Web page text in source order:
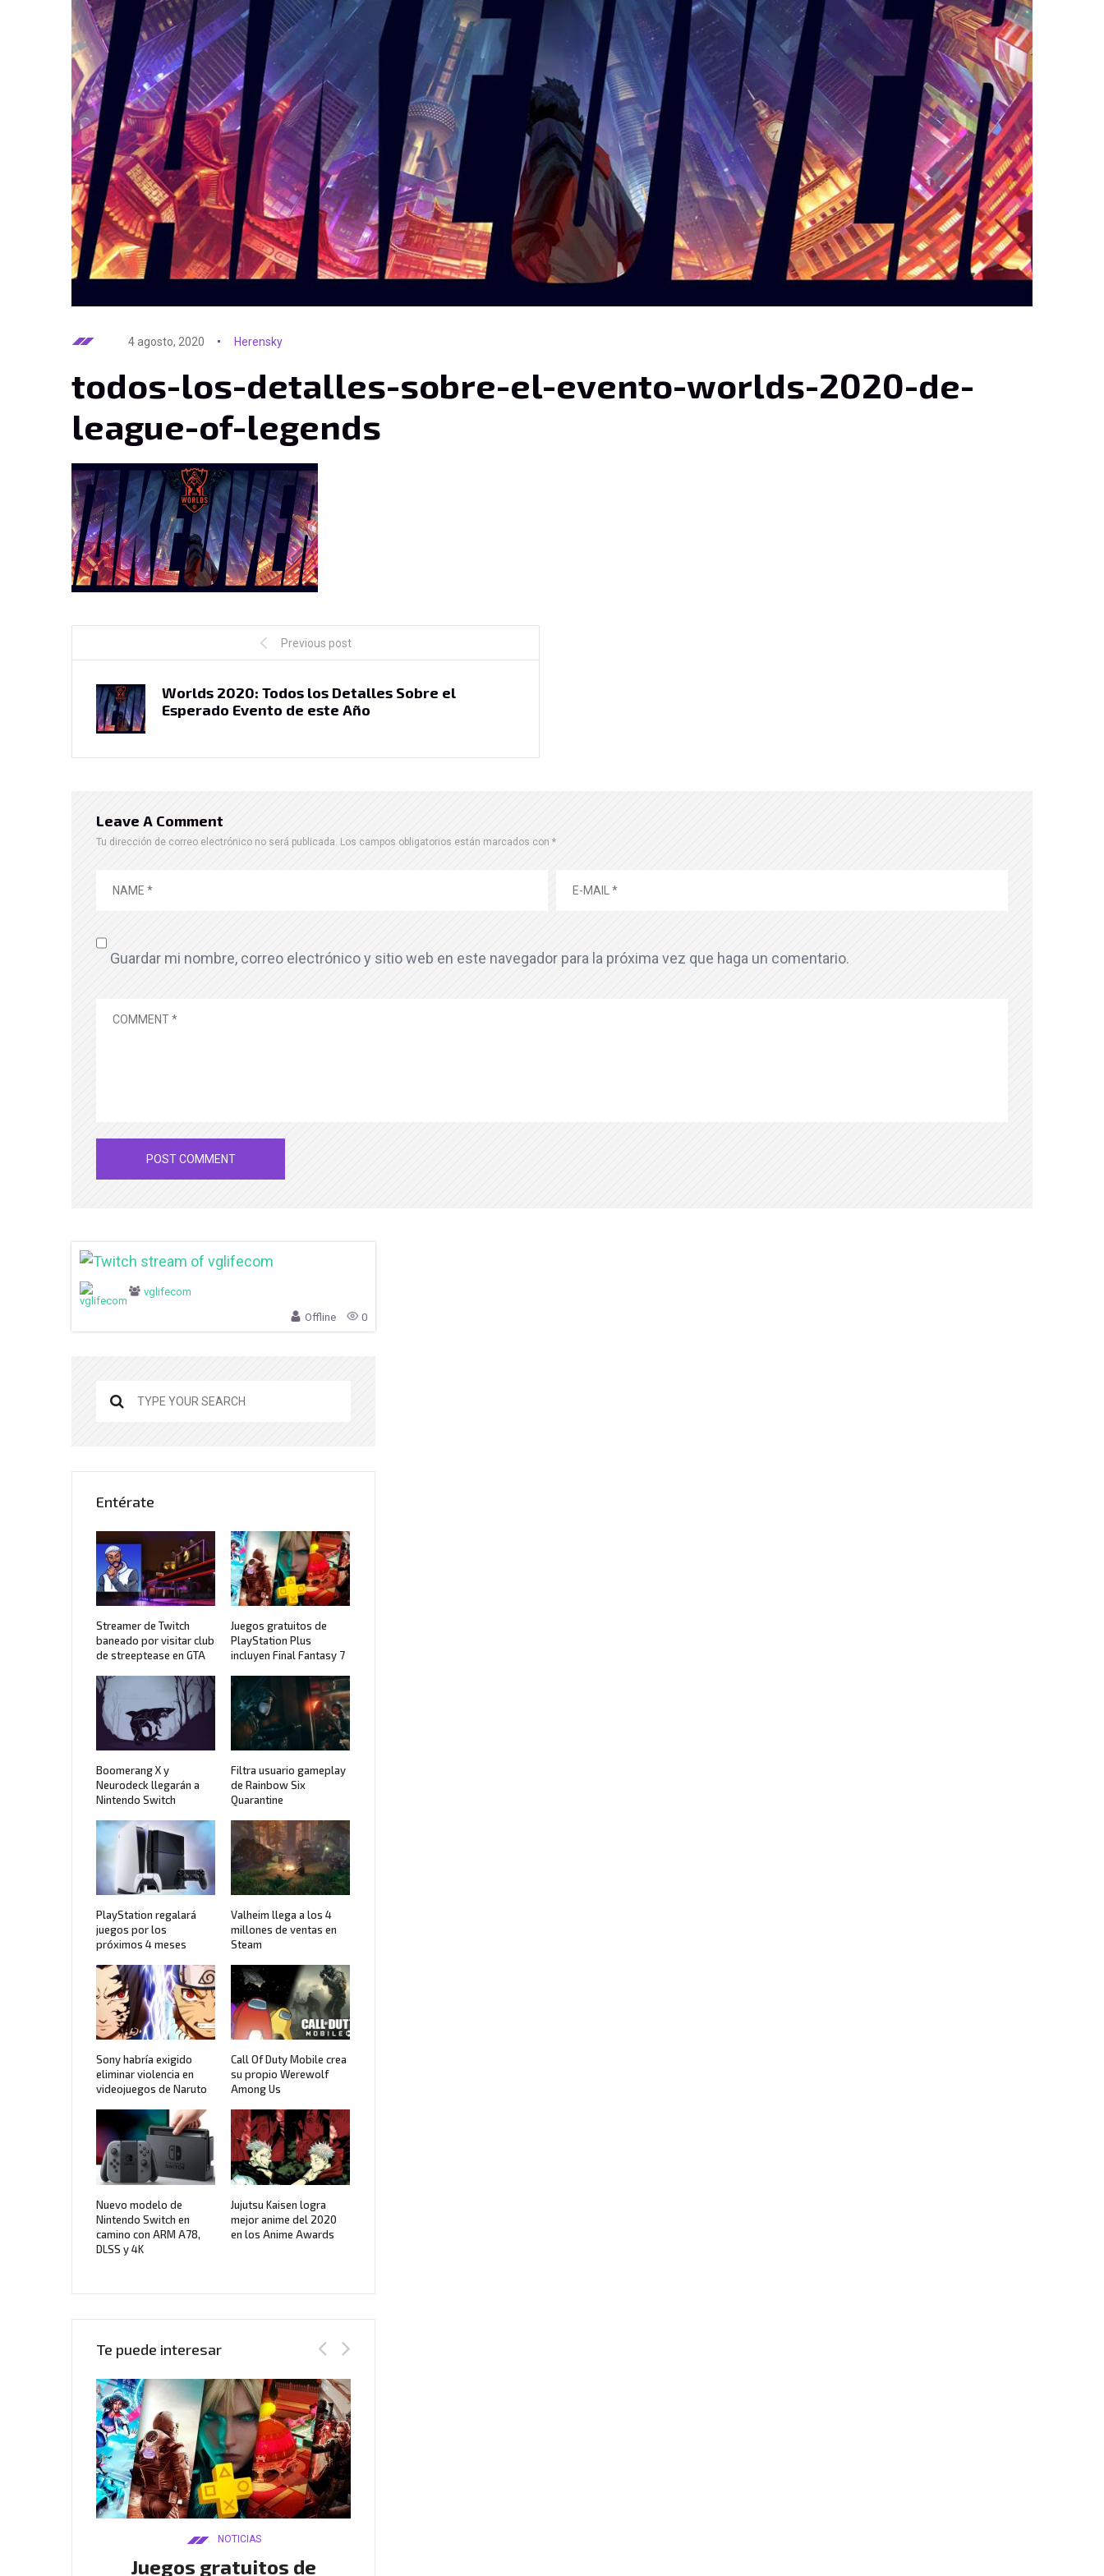
4 agosto, 2020 Herensky
todos-los-detalles-sobre-el-evento-worlds-2020-de-
league-of-legends
Previous post
Worlds 2020: Todos los Detalles Sobre el
Esperado Evento de este Año
Leave A Comment
Tu dirección de correo electrónico no será publicada. Los campos obligatorios están marcados con *
Guardar mi nombre, correo electrónico y sitio web en este navegador para la próxima vez que haga un comentario.
vglifecom
Offline 0
Entérate
Streamer de Twitch
baneado por visitar club
de streeptease en GTA
Juegos gratuitos de
PlayStation Plus
incluyen Final Fantasy 7
Boomerang X y
Neurodeck llegarán a
Nintendo Switch
Filtra usuario gameplay
de Rainbow Six
Quarantine
PlayStation regalará
juegos por los
próximos 4 meses
Valheim llega a los 4
millones de ventas en
Steam
Sony habría exigido
eliminar violencia en
videojuegos de Naruto
Call Of Duty Mobile crea
su propio Werewolf
Among Us
Nuevo modelo de
Nintendo Switch en
camino con ARM A78,
DLSS y 4K
Jujutsu Kaisen logra
mejor anime del 2020
en los Anime Awards
Te puede interesar
NOTICIAS
Juegos gratuitos de